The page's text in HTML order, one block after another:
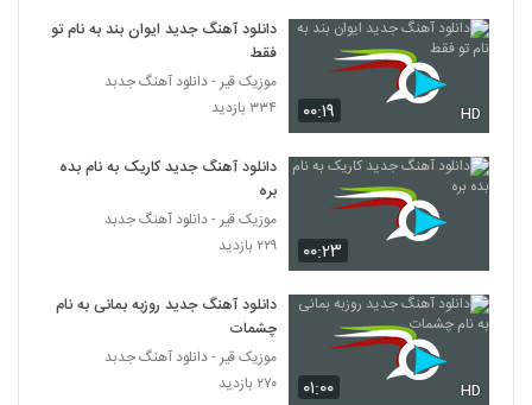
دانلود آهنگ دی جی مو مو تولد (رمیکس)
139
۱,۲۵۴ بازدید
140
دانلود آهنگ فاتح نورایی عزیزم چته
۱,۰۹۳ بازدید
Band Khaastam)
۱,۷۱۰ بازدید
۰۰:۱۹ HD
دانلود آهنگ جدید ایوان بند به نام تو
فقط
موزیک قیر - دانلود آهنگ جدبد
۳۳۴ بازدید
۰۰:۲۳
دانلود آهنگ جدید کاریک به نام بده
بره
موزیک قیر - دانلود آهنگ جدبد
۲۲۹ بازدید
۰۱:۰۰ HD
دانلود آهنگ جدید روزبه بمانی به نام
چشمات
موزیک قیر - دانلود آهنگ جدبد
۲۷۰ بازدید